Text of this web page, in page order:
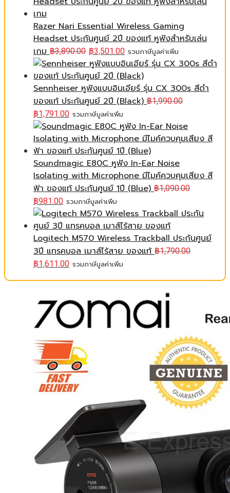
Razer Nari Essential Wireless Gaming
Headset ประกันศูนย์ 2ปี ของแท้ หูฟังสำหรับเล่น
เกม ฿3,890.00 ฿3,501.00 รวมภาษีมูลค่าเพิ่ม
Sennheiser หูฟังแบบอินเอียร์ รุ่น CX 300s สีดำ
ของแท้ ประกันศูนย์ 2ปี (Black) ฿1,990.00
฿1,791.00 รวมภาษีมูลค่าเพิ่ม
Soundmagic E80C หูฟัง In-Ear Noise
Isolating with Microphone มีไมค์ควบคุมเสียง สี
ฟ้า ของแท้ ประกันศูนย์ 1ปี (Blue) ฿1,090.00
฿981.00 รวมภาษีมูลค่าเพิ่ม
Logitech M570 Wireless Trackball ประกันศูนย์
3ปี แทรคบอล เมาส์ไร้สาย ของแท้ ฿1,790.00
฿1,611.00 รวมภาษีมูลค่าเพิ่ม